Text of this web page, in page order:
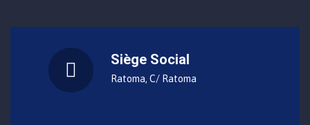
Siège Social
Ratoma, C/ Ratoma